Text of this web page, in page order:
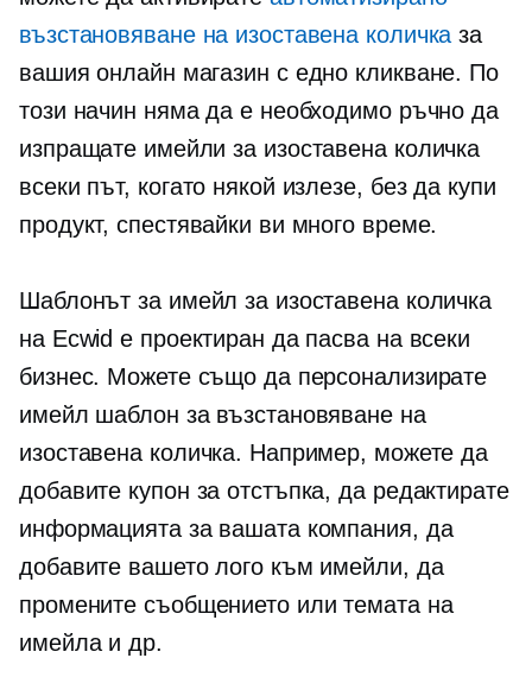
възстановяване на изоставена количка за
вашия онлайн магазин с едно кликване. По
този начин няма да е необходимо ръчно да
изпращате имейли за изоставена количка
всеки път, когато някой излезе, без да купи
продукт, спестявайки ви много време.
Шаблонът за имейл за изоставена количка
на Ecwid е проектиран да пасва на всеки
бизнес. Можете също да персонализирате
имейл шаблон за възстановяване на
изоставена количка. Например, можете да
добавите купон за отстъпка, да редактирате
информацията за вашата компания, да
добавите вашето лого към имейли, да
промените съобщението или темата на
имейла и др.